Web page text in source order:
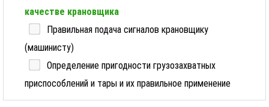
качестве крановщика
Правильная подача сигналов крановщику
(машинисту)
Определение пригодности грузозахватных
приспособлений и тары и их правильное применение